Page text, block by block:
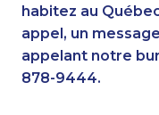
1-647-494-3301
1-438-230-2010
1-514-788-4629
1-416-237-1109
habitez au
appel, un
appelant notre
878-9444.